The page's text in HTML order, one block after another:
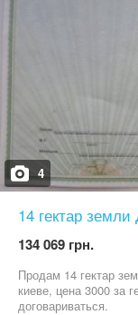
4
14 гектар
134 069 грн.
Продам 14 гектар
киеве, цена 3000 за
договариваться.